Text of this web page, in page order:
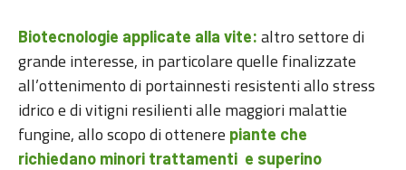
Biotecnologie applicate alla vite: altro settore di
grande interesse, in particolare quelle finalizzate
all’ottenimento di portainnesti resistenti allo stress
idrico e di vitigni resilienti alle maggiori malattie
fungine, allo scopo di ottenere piante che
richiedano minori trattamenti e superino